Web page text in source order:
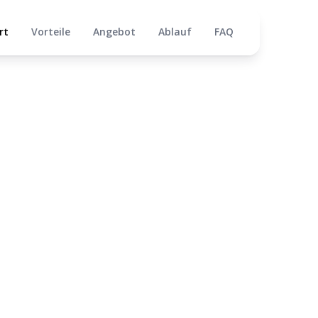
Vorteile Angebot Ablauf FAQ